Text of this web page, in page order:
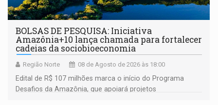
BOLSAS DE PESQUISA: Iniciativa
Amazônia+10 lança chamada para fortalecer
cadeias da sociobioeconomia
Região Norte 08 de Agosto de 2026 às 18:00
Edital de R$ 107 milhões marca o início do Programa
Desafios da Amazônia, que apoiará projetos